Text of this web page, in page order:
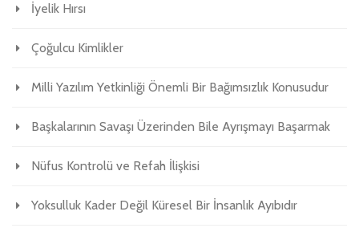
İyelik Hırsı
Çoğulcu Kimlikler
Milli Yazılım Yetkinliği Önemli Bir Bağımsızlık Konusudur
Başkalarının Savaşı Üzerinden Bile Ayrışmayı Başarmak
Nüfus Kontrolü ve Refah İlişkisi
Yoksulluk Kader Değil Küresel Bir İnsanlık Ayıbıdır